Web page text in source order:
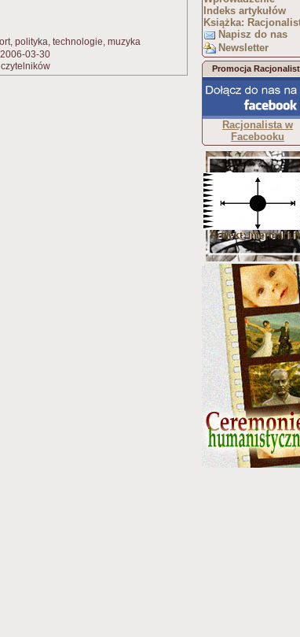
polityka, technologie, muzyka
2006-03-30
Indeks artykułów
Książka:
Napisz do nas
Newsletter
Promocja
Racjonalista w
Facebooku